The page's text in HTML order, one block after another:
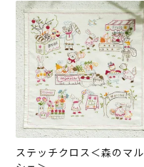
ステッチクロス＜森のマル